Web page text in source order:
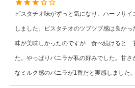
ピスタチオ味がずっと気になり、ハーフサ
しました。ピスタチオのツブツブ感は良か
味が美味しかったのですが…食べ続けると…
た。やっぱりバニラが私の好みでした。甘さ
なミルク感のバニラが1番だと実感しました。